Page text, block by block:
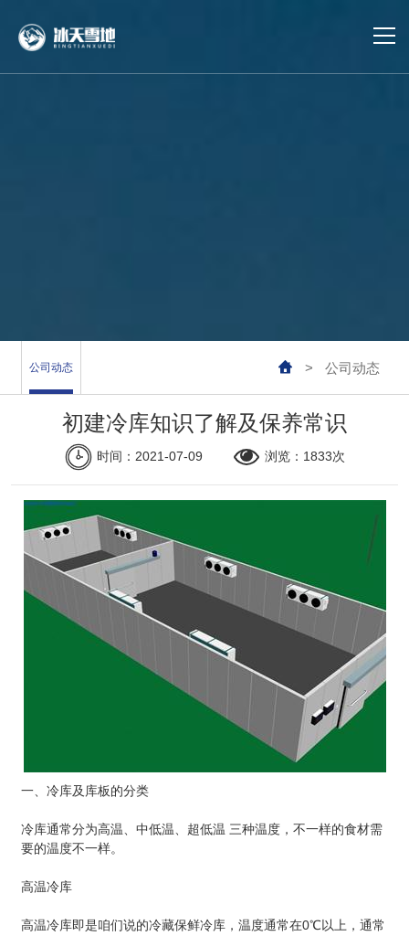
公司动态
关于我们
联系我们
公司动态
公司动态  > 公司动态
初建冷库知识了解及保养常识
时间：2021-07-09 浏览：1833次
一、冷库及库板的分类
冷库通常分为高温、中低温、超低温 三种温度，不一样的食材需
要的温度不一样。
高温冷库
高温冷库即是咱们说的冷藏保鲜冷库，温度通常在0℃以上，通常